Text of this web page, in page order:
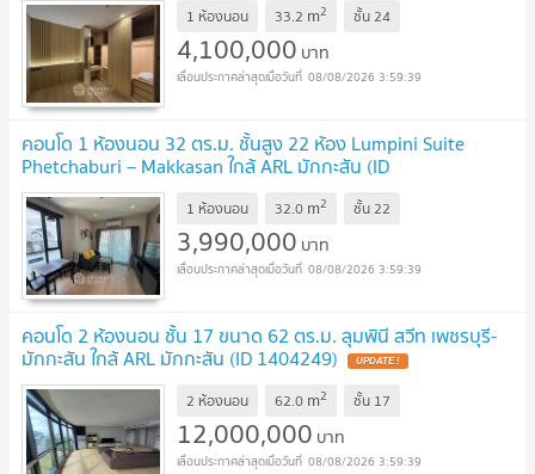
1 ห้องนอน 33.2 m2 ชั้น24
4,100,000 บาท
08/08/2026 3:59:39
คอนโด 1 ห้องนอน 32 ตร.ม. ชั้นสูง 22 ห้อง Lumpini Suite
Phetchaburi – Makkasan ใกล้ ARL มักกะสัน (ID
2833259)
1 ห้องนอน 32.0 m2 ชั้น22
3,990,000 บาท
08/08/2026 3:59:39
คอนโด 2 ห้องนอน ชั้น 17 ขนาด 62 ตร.ม. ลุมพินี สวีท เพชรบุรี-
มักกะสัน ใกล้ ARL มักกะสัน (ID 1404249)
2 ห้องนอน 62.0 m2 ชั้น 17
12,000,000 บาท
08/08/2026 3:59:39